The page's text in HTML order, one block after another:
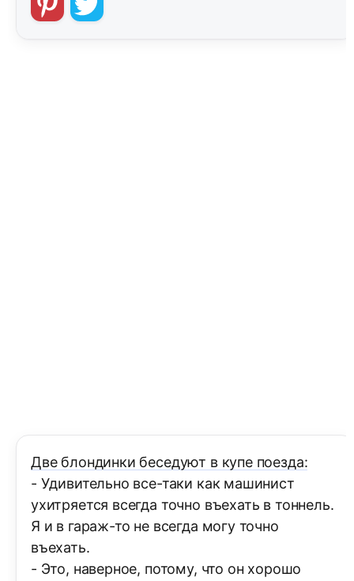
Две блондинки беседуют в купе поезда:
- Удивительно все-таки как машинист
ухитряется всегда точно въехать в тоннель.
Я и в гараж-то не всегда могу точно
въехать.
- Это, наверное, потому, что он хорошо